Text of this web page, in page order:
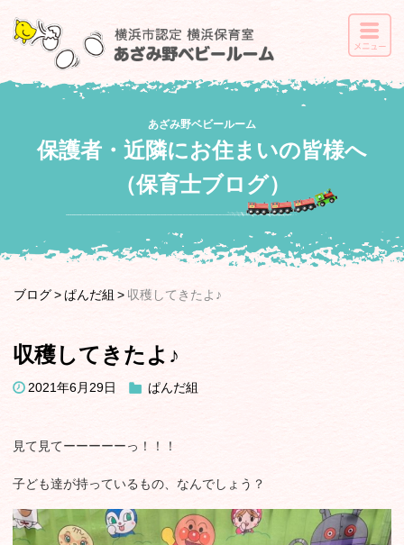
あざみ野ベビールーム
保護者・近隣にお住まいの皆様へ
（保育士ブログ）
ブログ ぱんだ組 収穫してきたよ♪
収穫してきたよ♪
2021年6月29日 ぱんだ組
見て見てーーーーーっ！！！
子ども達が持っているもの、なんでしょう？